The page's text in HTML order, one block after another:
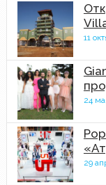
11
24
29